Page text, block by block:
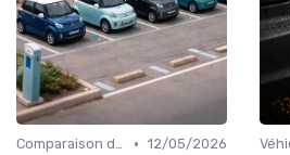
Comparaison des Modèles • 12/05/2026